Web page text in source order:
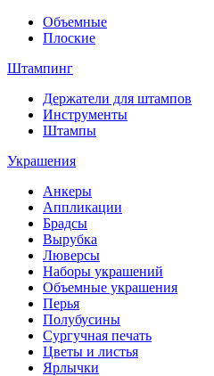
Объемные
Плоские
Штампинг
Держатели для штампов
Инструменты
Штампы
Украшения
Анкеры
Аппликации
Брадсы
Вырубка
Люверсы
Наборы украшений
Объемные украшения
Перья
Полубусины
Сургучная печать
Цветы и листья
Ярлычки